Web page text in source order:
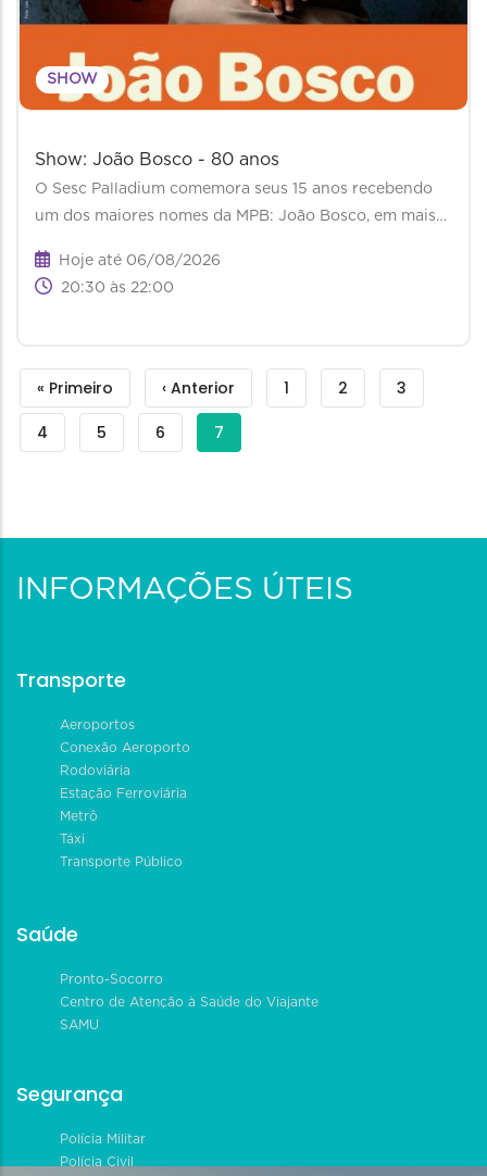
SHOW
Show: João Bosco - 80 anos
O Sesc Palladium comemora seus 15 anos recebendo
um dos maiores nomes da MPB: João Bosco, em mais…
Hoje até 06/08/2026
20:30 às 22:00
Paginação
Primeira
página
« Primeiro
Página
anterior
‹ Anterior
Filtrar
1
Filtrar
2
Filtrar
3
Filtrar
Blog
4
Filtrar
Blog
5
Filtrar
Blog
6
Página
7
INFORMAÇÕES ÚTEIS
Transporte
Aeroportos
Conexão Aeroporto
Rodoviária
Estação Ferroviária
Metrô
Táxi
Transporte Público
Saúde
Pronto-Socorro
Centro de Atenção à Saúde do Viajante
SAMU
Segurança
Polícia Militar
Polícia Civil